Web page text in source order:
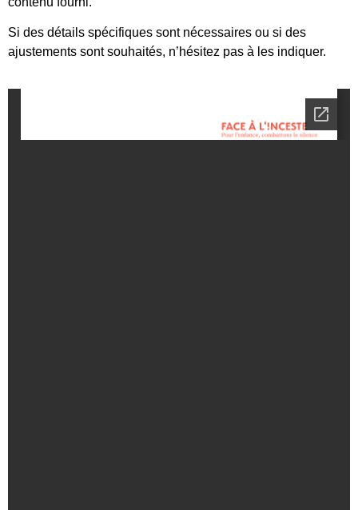
Si des détails spécifiques sont nécessaires ou si des
ajustements sont souhaités, n’hésitez pas à les indiquer.